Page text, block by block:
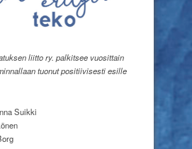
liitto ry. palkitsee vuosittain
tuonut positiivisesti esille
Suikki